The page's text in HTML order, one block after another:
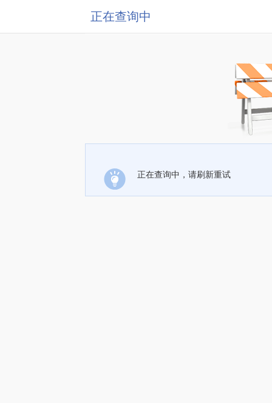
正在查询中
正在查询中，请刷新重试